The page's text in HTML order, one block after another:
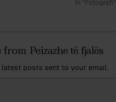
In "Fotografi"
Peizazhe të fjalës
posts sent to your email.